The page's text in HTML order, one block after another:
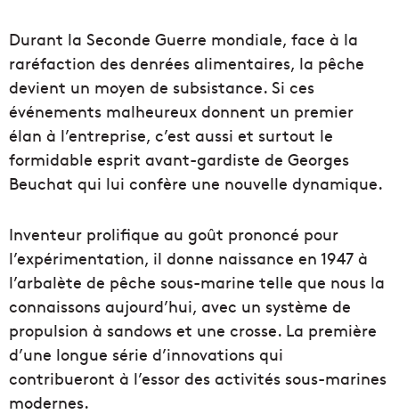
Durant la Seconde Guerre mondiale, face à la
raréfaction des denrées alimentaires, la pêche
devient un moyen de subsistance. Si ces
événements malheureux donnent un premier
élan à l’entreprise, c’est aussi et surtout le
formidable esprit avant-gardiste de Georges
Beuchat qui lui confère une nouvelle dynamique.
Inventeur prolifique au goût prononcé pour
l’expérimentation, il donne naissance en 1947 à
l’arbalète de pêche sous-marine telle que nous la
connaissons aujourd’hui, avec un système de
propulsion à sandows et une crosse. La première
d’une longue série d’innovations qui
contribueront à l’essor des activités sous-marines
modernes.